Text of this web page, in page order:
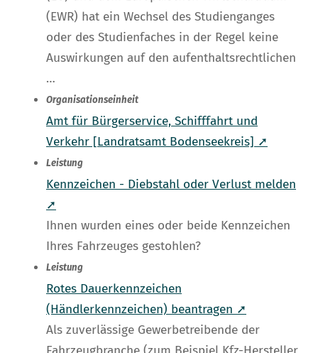
(EWR) hat ein Wechsel des Studienganges
oder des Studienfaches in der Regel keine
Auswirkungen auf den aufenthaltsrechtlichen
…
Organisationseinheit
Amt für Bürgerservice, Schifffahrt und
Verkehr [Landratsamt Bodenseekreis] ➚
Leistung
Kennzeichen - Diebstahl oder Verlust melden
➚
Ihnen wurden eines oder beide Kennzeichen
Ihres Fahrzeuges gestohlen?
Leistung
Rotes Dauerkennzeichen
(Händlerkennzeichen) beantragen ➚
Als zuverlässige Gewerbetreibende der